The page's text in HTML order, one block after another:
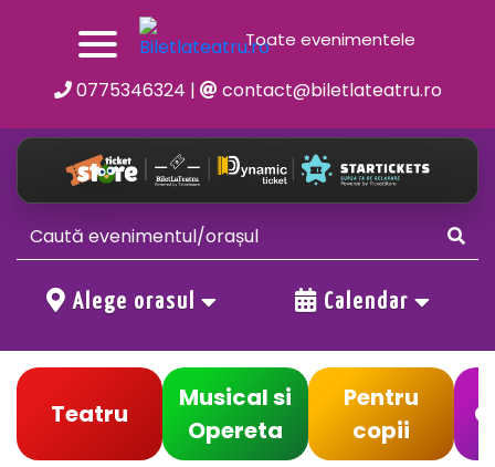
Toate evenimentele
0775346324 | contact@biletlateatru.ro
Alege orasul Calendar
Teatru
Musical si
Opereta
Pentru
copii